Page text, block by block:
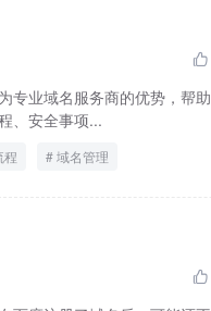

专业域名服务商的优势，帮助
、安全事项...
程
域名管理
